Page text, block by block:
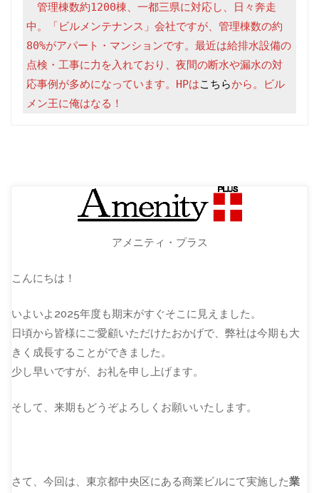
管理棟数約1200棟、一都三県に対応し、日々奔走
中。「ビルメンテナンス」会社ですが、管理棟数の約
80%がアパート・マンションです。最近は給排水設備の
点検・工事に力を入れており、夜間の断水や漏水の対
応事例が多めになっています。HPはこちらから。ビル
メン王に俺はなる！
アメニティ・プラス
こんにちは！
いよいよ2025年度も期末がすぐそこに見えました。
日頃から皆様にご愛顧いただけたおかげで、弊社は今期も大
きく成長することができました。
少し早いですが、お礼を申し上げます。
そして、来期もどうぞよろしくお願いいたします。
さて、今回は、東京都中央区にある商業ビルにて実施した業